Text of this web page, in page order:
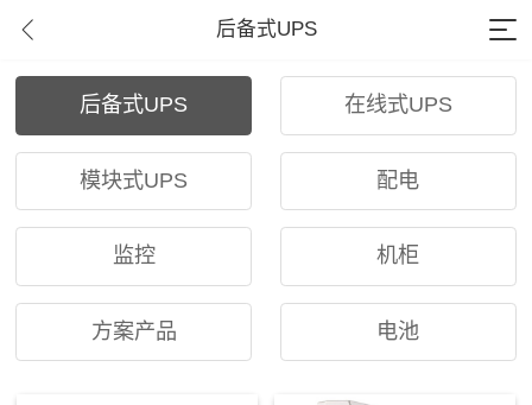
后备式UPS
后备式UPS 在线式UPS
模块式UPS 配电
监控 机柜
方案产品 电池